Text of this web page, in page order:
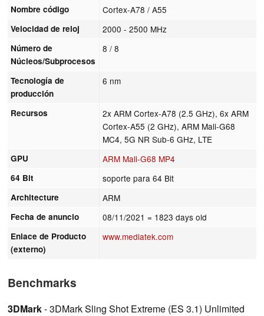
Nombre código Cortex-A78 / A55
Velocidad de reloj 2000 - 2500 MHz
Número de
Núcleos/Subprocesos
8 / 8
Tecnología de
producción
6 nm
Recursos
2x ARM Cortex-A78 (2.5 GHz), 6x ARM
Cortex-A55 (2 GHz), ARM Mali-G68
MC4, 5G NR Sub-6 GHz, LTE
GPU ARM Mali-G68 MP4
64 Bit soporte para 64 Bit
Architecture ARM
Fecha de anuncio 08/11/2021 = 1823 days old
Enlace de Producto
(externo)
www.mediatek.com
Benchmarks
3DMark- 3DMark Sling Shot Extreme (ES 3.1) Unlimited